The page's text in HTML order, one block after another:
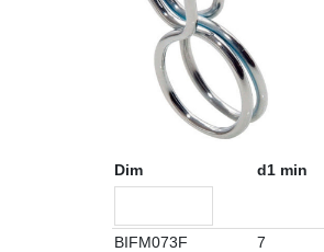
Dim d1 min
BIFM073F 7